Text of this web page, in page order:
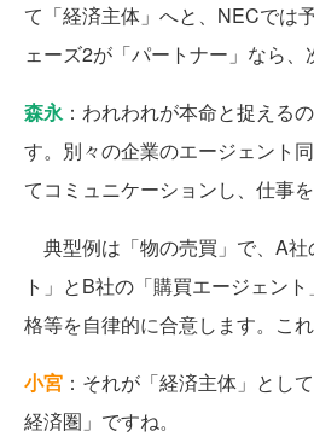
て「経済主体」へと、NECでは
ェーズ2が「パートナー」なら、
森永：われわれが本命と捉える
す。別々の企業のエージェント
てコミュニケーションし、仕事を
典型例は「物の売買」で、A社
ト」とB社の「購買エージェン
格等を自律的に合意します。これ
小宮 ：それが「経済主体」とし
経済圏」ですね。